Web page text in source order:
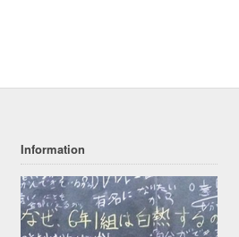
Information